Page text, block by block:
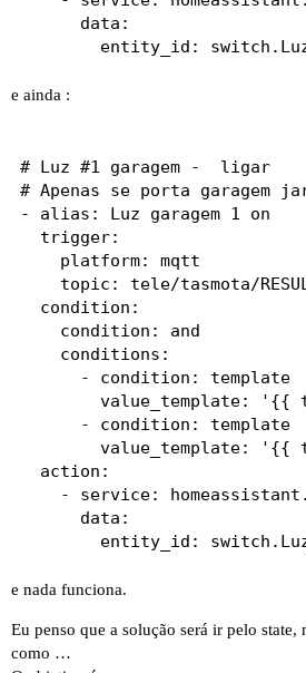
      data:
e ainda :
# Luz #1 garagem -  ligar
# Apenas se porta garagem
- alias: Luz garagem 1 on
  trigger:
    platform: mqtt
topic: tele/tasmota/
  condition:
    condition: and
    conditions:
      - condition: template
value_template: '{{
      - condition: template
value_template: '{{
  action:
- service:
      data:
e nada funciona.
Eu penso que a solução será ir pelo state,
como …